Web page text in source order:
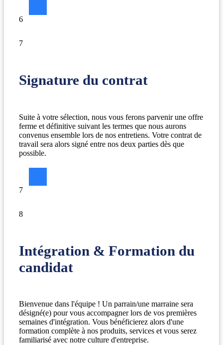
6
7
Signature du contrat
Suite à votre sélection, nous vous ferons parvenir une offre
ferme et définitive suivant les termes que nous aurons
convenus ensemble lors de nos entretiens. Votre contrat de
travail sera alors signé entre nos deux parties dès que
possible.
7
8
Intégration & Formation du
candidat
Bienvenue dans l'équipe ! Un parrain/une marraine sera
désigné(e) pour vous accompagner lors de vos premières
semaines d'intégration. Vous bénéficierez alors d'une
formation complète à nos produits, services et vous serez
familiarisé avec notre culture d'entreprise.